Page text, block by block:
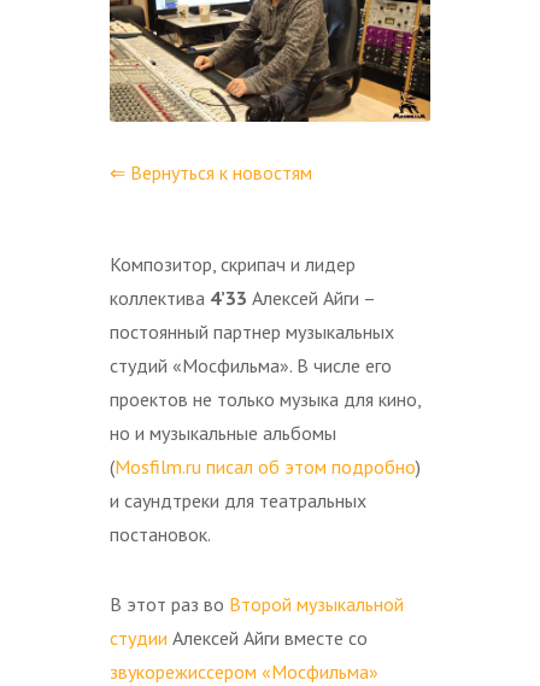
⇐ Вернуться к новостям
Композитор, скрипач и лидер
коллектива 4’33 Алексей Айги –
постоянный партнер музыкальных
студий «Мосфильма». В числе его
проектов не только музыка для кино,
но и музыкальные альбомы
(Mosfilm.ru писал об этом подробно)
и саундтреки для театральных
постановок.
В этот раз во Второй музыкальной
студии Алексей Айги вместе со
звукорежиссером «Мосфильма»